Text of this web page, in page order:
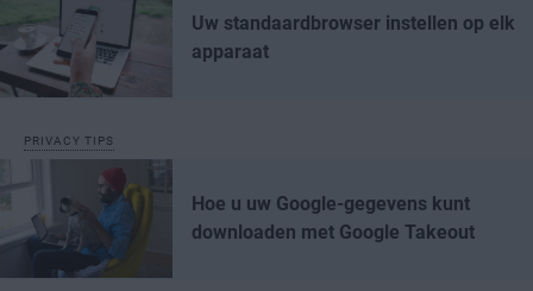
Uw standaardbrowser instellen op elk
apparaat
PRIVACY TIPS
Hoe u uw Google-gegevens kunt
downloaden met Google Takeout